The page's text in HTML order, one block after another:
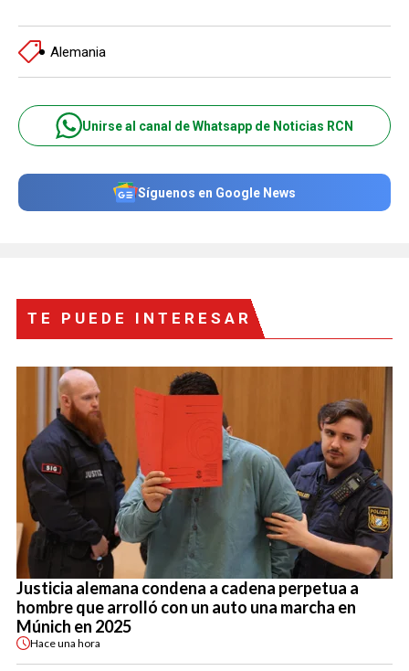
Alemania
Unirse al canal de Whatsapp de Noticias RCN
Síguenos en Google News
TE PUEDE INTERESAR
Justicia alemana condena a cadena perpetua a
hombre que arrolló con un auto una marcha en
Múnich en 2025
Haceuna hora